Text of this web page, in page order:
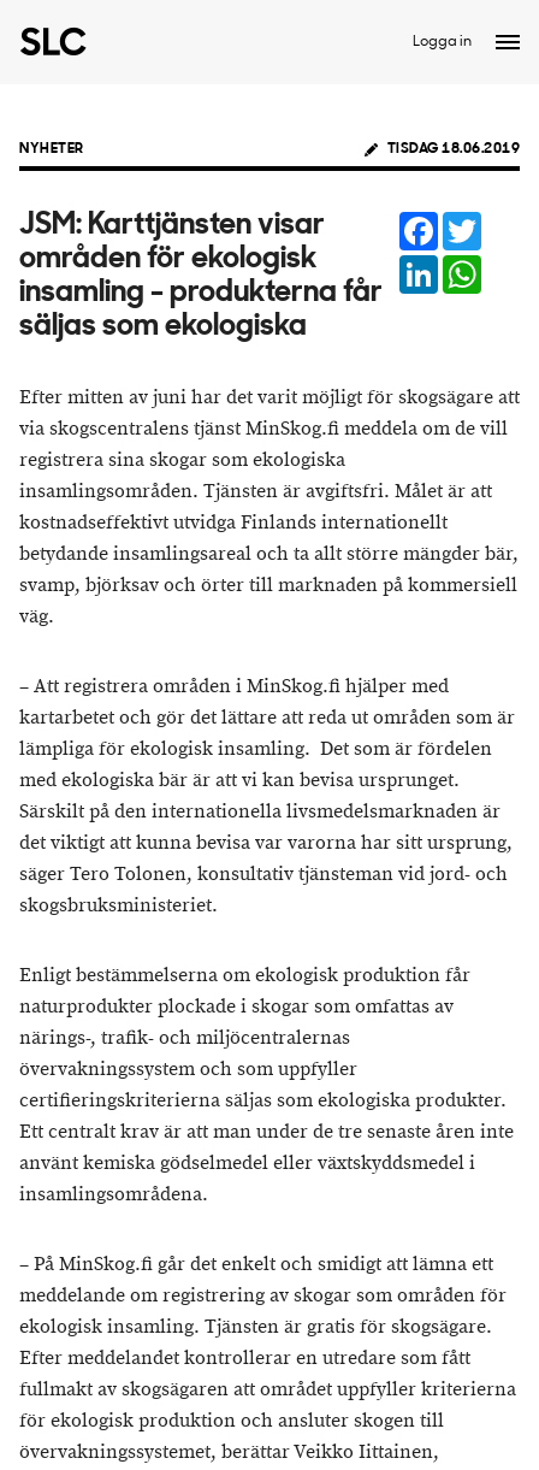
Logga in
NYHETER TISDAG 18.06.2019
JSM: Karttjänsten visar
områden för ekologisk
insamling - produkterna får
säljas som ekologiska
Facebook
LinkedIn
Efter mitten av juni har det varit möjligt för skogsägare att
via skogscentralens tjänst MinSkog.fi meddela om de vill
registrera sina skogar som ekologiska
insamlingsområden. Tjänsten är avgiftsfri. Målet är att
kostnadseffektivt utvidga Finlands internationellt
betydande insamlingsareal och ta allt större mängder bär,
svamp, björksav och örter till marknaden på kommersiell
väg.
– Att registrera områden i MinSkog.fi hjälper med
kartarbetet och gör det lättare att reda ut områden som är
lämpliga för ekologisk insamling. Det som är fördelen
med ekologiska bär är att vi kan bevisa ursprunget.
Särskilt på den internationella livsmedelsmarknaden är
det viktigt att kunna bevisa var varorna har sitt ursprung,
säger Tero Tolonen, konsultativ tjänsteman vid jord- och
skogsbruksministeriet.
Enligt bestämmelserna om ekologisk produktion får
naturprodukter plockade i skogar som omfattas av
närings-, trafik- och miljöcentralernas
övervakningssystem och som uppfyller
certifieringskriterierna säljas som ekologiska produkter.
Ett centralt krav är att man under de tre senaste åren inte
använt kemiska gödselmedel eller växtskyddsmedel i
insamlingsområdena.
– På MinSkog.fi går det enkelt och smidigt att lämna ett
meddelande om registrering av skogar som områden för
ekologisk insamling. Tjänsten är gratis för skogsägare.
Efter meddelandet kontrollerar en utredare som fått
fullmakt av skogsägaren att området uppfyller kriterierna
för ekologisk produktion och ansluter skogen till
övervakningssystemet, berättar Veikko Iittainen,